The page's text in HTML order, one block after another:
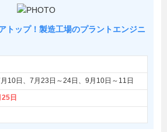
トップ！製造工場のプラントエンジニ
10日、7月23日～24日、9月10日～11日
日